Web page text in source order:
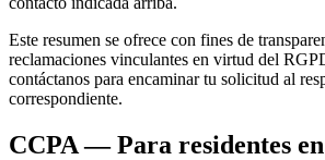
Este resumen se ofrece con fines de
reclamaciones vinculantes en virtud del
contáctanos para encaminar tu solicitud al
correspondiente.
CCPA — Para residentes